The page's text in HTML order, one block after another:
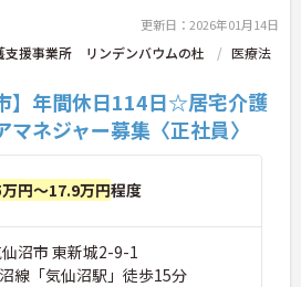
更新日：2026年01月14日
支援事業所 リンデンバウムの杜
医療法
】年間休日114日☆居宅介護
ネジャー募集〈正社員〉
円～17.9万円程度
沼市 東新城2-9-1
線「気仙沼駅」徒歩15分